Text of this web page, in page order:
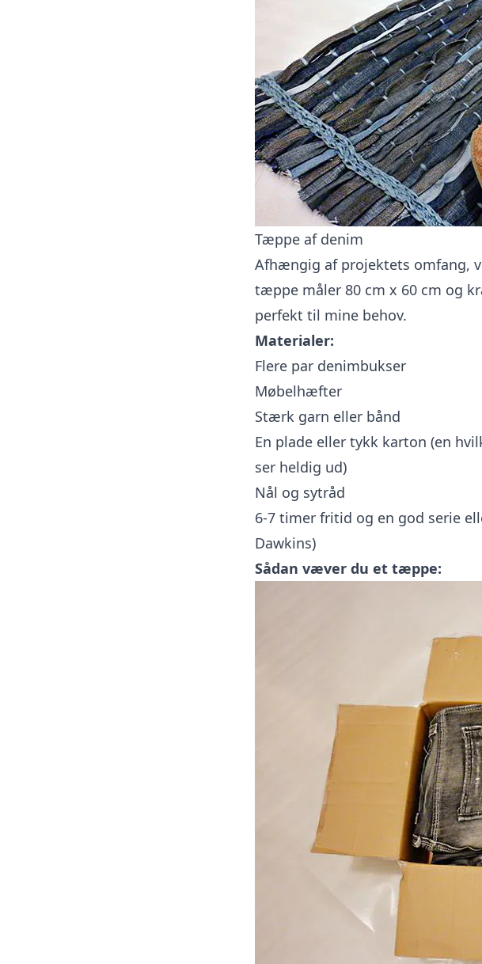
Tæppe af denim
Afhængig af projektets omfang,
tæppe måler 80 cm x 60 cm og
perfekt til mine behov.
Materialer:
Flere par denimbukser
Møbelhæfter
Stærk garn eller bånd
En plade eller tykk karton (en
ser heldig ud)
Nål og sytråd
6-7 timer fritid og en god serie
Dawkins)
Sådan væver du et tæppe: